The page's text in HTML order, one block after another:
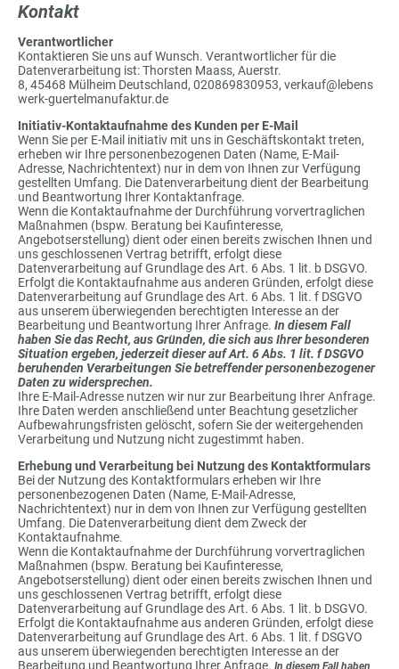
Kontakt
Verantwortlicher
Kontaktieren Sie uns auf Wunsch. Verantwortlicher für die
Datenverarbeitung ist: Thorsten Maass, Auerstr.
8, 45468 Mülheim Deutschland, 020869830953, verkauf@lebens
werk-guertelmanufaktur.de
Initiativ-Kontaktaufnahme des Kunden per E-Mail
Wenn Sie per E-Mail initiativ mit uns in Geschäftskontakt treten,
erheben wir Ihre personenbezogenen Daten (Name, E-Mail-
Adresse, Nachrichtentext) nur in dem von Ihnen zur Verfügung
gestellten Umfang. Die Datenverarbeitung dient der Bearbeitung
und Beantwortung Ihrer Kontaktanfrage.
Wenn die Kontaktaufnahme der Durchführung vorvertraglichen
Maßnahmen (bspw. Beratung bei Kaufinteresse,
Angebotserstellung) dient oder einen bereits zwischen Ihnen und
uns geschlossenen Vertrag betrifft, erfolgt diese
Datenverarbeitung auf Grundlage des Art. 6 Abs. 1 lit. b DSGVO.
Erfolgt die Kontaktaufnahme aus anderen Gründen, erfolgt diese
Datenverarbeitung auf Grundlage des Art. 6 Abs. 1 lit. f DSGVO
aus unserem überwiegenden berechtigten Interesse an der
Bearbeitung und Beantwortung Ihrer Anfrage. In diesem Fall
haben Sie das Recht, aus Gründen, die sich aus Ihrer besonderen
Situation ergeben, jederzeit dieser auf Art. 6 Abs. 1 lit. f DSGVO
beruhenden Verarbeitungen Sie betreffender personenbezogener
Daten zu widersprechen.
Ihre E-Mail-Adresse nutzen wir nur zur Bearbeitung Ihrer Anfrage.
Ihre Daten werden anschließend unter Beachtung gesetzlicher
Aufbewahrungsfristen gelöscht, sofern Sie der weitergehenden
Verarbeitung und Nutzung nicht zugestimmt haben.
Erhebung und Verarbeitung bei Nutzung des Kontaktformulars
Bei der Nutzung des Kontaktformulars erheben wir Ihre
personenbezogenen Daten (Name, E-Mail-Adresse,
Nachrichtentext) nur in dem von Ihnen zur Verfügung gestellten
Umfang. Die Datenverarbeitung dient dem Zweck der
Kontaktaufnahme.
Wenn die Kontaktaufnahme der Durchführung vorvertraglichen
Maßnahmen (bspw. Beratung bei Kaufinteresse,
Angebotserstellung) dient oder einen bereits zwischen Ihnen und
uns geschlossenen Vertrag betrifft, erfolgt diese
Datenverarbeitung auf Grundlage des Art. 6 Abs. 1 lit. b DSGVO.
Erfolgt die Kontaktaufnahme aus anderen Gründen, erfolgt diese
Datenverarbeitung auf Grundlage des Art. 6 Abs. 1 lit. f DSGVO
aus unserem überwiegenden berechtigten Interesse an der
Bearbeitung und Beantwortung Ihrer Anfrage. In diesem Fall haben